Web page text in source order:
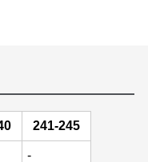
241-245
-